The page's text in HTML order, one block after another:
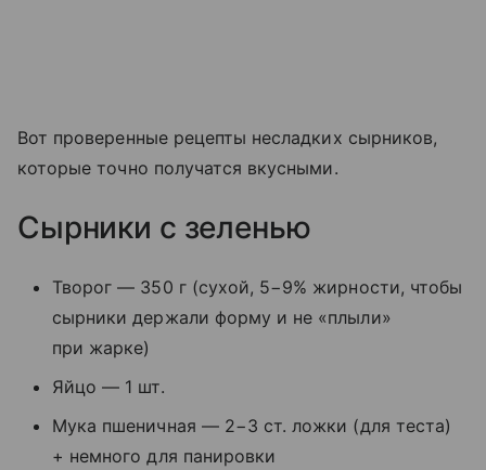
Вот проверенные рецепты несладких сырников,
которые точно получатся вкусными.
Сырники с зеленью
Творог — 350 г (сухой, 5−9% жирности, чтобы
сырники держали форму и не «плыли»
при жарке)
Яйцо — 1 шт.
Мука пшеничная — 2−3 ст. ложки (для теста)
+ немного для панировки